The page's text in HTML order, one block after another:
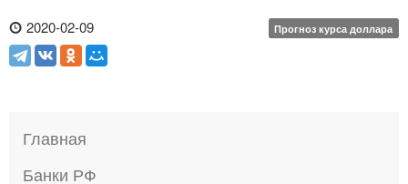
2020-02-09
Прогноз курса доллара
Главная
Банки РФ